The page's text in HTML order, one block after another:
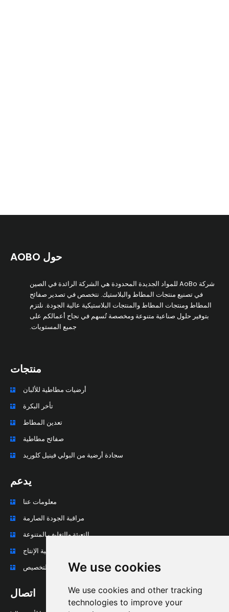
We use cookies
We use cookies and other tracking
technologies to improve your
حول AOBO
شركة AoBo للمواد الجديدة المحدودة هي الشركة الرائدة في الصين
في تصنيع منتجات المطاط والبلاستيك. نتخصص في تصدير صفائح
المطاط ومنتجات المطاط والمنتجات البلاستيكية عالية الجودة. نلتزم
بتوفير حلول صناعية متنوعة ومخصصة تُسهم في نجاح أعمالكم على
جميع المستويات.
منتجات
أرضيات مطاطية للألبان
تأخر البكرة
تعدين المطاط
صفائح مطاطية
سجادة أرضية من البولي فينيل كلوريد
يدعم
معلومات عنا
مراقبة الجودة الصارمة
التعبئة والتغليف المتنوعة
عملية الإنتاج
المعالجة العميقة والتخصيص
اتصال